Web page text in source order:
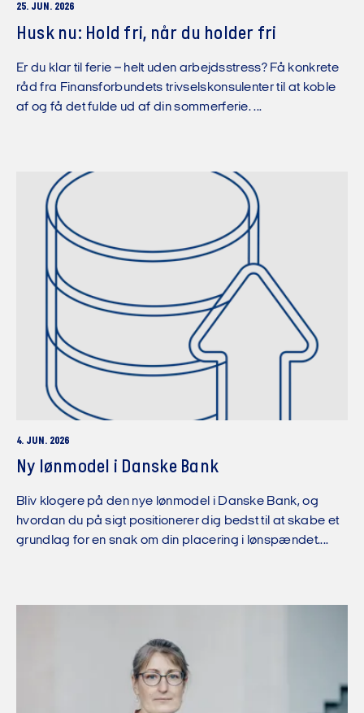
25. JUN. 2026
Husk nu: Hold fri, når du holder fri
Er du klar til ferie – helt uden arbejdsstress? Få konkrete
råd fra Finansforbundets trivselskonsulenter til at koble
af og få det fulde ud af din sommerferie. ...
4. JUN. 2026
Ny lønmodel i Danske Bank
Bliv klogere på den nye lønmodel i Danske Bank, og
hvordan du på sigt positionerer dig bedst til at skabe et
grundlag for en snak om din placering i lønspændet....